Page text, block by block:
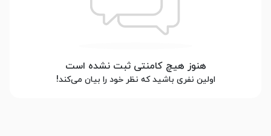
هنوز هیچ کامنتی ثبت نشده است
اولین نفری باشید که نظر خود را بیان می‌کند!